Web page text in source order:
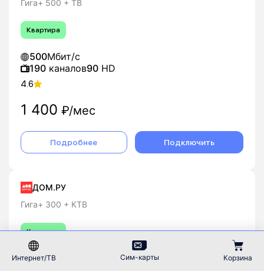
Гига+ 500 + ТВ
Квартира
500Мбит/с
190 каналов90 HD
4.6
1 400 ₽/мес
Подробнее Подключить
ДОМ.РУ
Гига+ 300 + КТВ
Квартира
300Мбит/с
Интернет/ТВ Сим-карты Корзина